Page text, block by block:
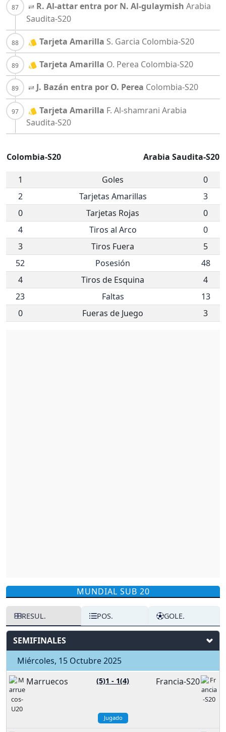
R. Al-attar entra por N. Al-gulaymish Arabia
Saudita-S20
Tarjeta Amarilla S. Garcia Colombia-S20
Tarjeta Amarilla O. Perea Colombia-S20
J. Bazán entra por O. Perea Colombia-S20
Tarjeta Amarilla F. Al-shamrani Arabia
Saudita-S20
Colombia-S20 Arabia Saudita-S20
1 Goles
0
2
Tarjetas Amarillas
3
0
Tarjetas Rojas
0
4
Tiros al Arco
0
3
Tiros Fuera
5
52
Posesión
48
4
Tiros de Esquina
4
23
Faltas
13
0
Fueras de Juego 3
MUNDIAL SUB 20
RESUL. POS. GOLE.
SEMIFINALES
Miércoles, 15 Octubre 2025
Marruecos
(5)1 - 1(4) Francia-S20
Jugado